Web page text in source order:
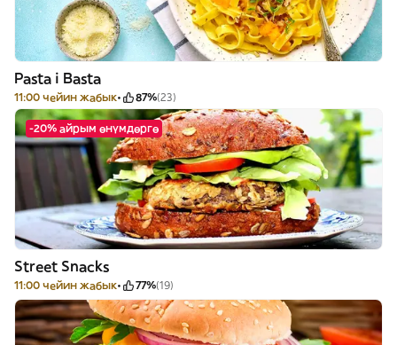
Pasta i Basta
11:00 чейин жабык 87%(23)
-20% айрым өнүмдөргө
Street Snacks
11:00 чейин жабык 77%(19)